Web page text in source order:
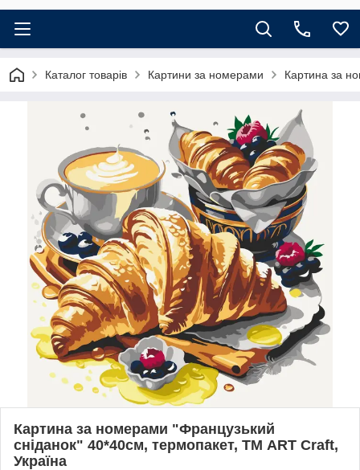
Каталог товарів Картини за номерами Картина за
Картина за номерами "Французький
сніданок" 40*40см, термопакет, ТМ ART Craft,
Україна